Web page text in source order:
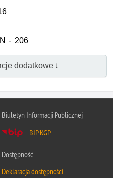
- 206
dodatkowe ↓
Biuletyn Informacji Publicznej
BIP KGP
Dostępność
Deklaracja dostępności